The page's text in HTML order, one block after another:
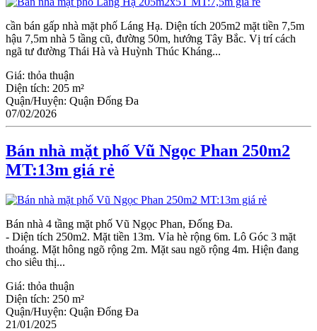
cần bán gấp nhà mặt phố Láng Hạ. Diện tích 205m2 mặt tiền 7,5m
hậu 7,5m nhà 5 tầng cũ, đường 50m, hướng Tây Bắc. Vị trí cách
ngã tư đường Thái Hà và Huỳnh Thúc Kháng...
Giá: thỏa thuận
Diện tích: 205 m²
Quận/Huyện: Quận Đống Đa
07/02/2026
Bán nhà mặt phố Vũ Ngọc Phan 250m2
MT:13m giá rẻ
Bán nhà 4 tầng mặt phố Vũ Ngọc Phan, Đống Đa.
- Diện tích 250m2. Mặt tiền 13m. Vỉa hè rộng 6m. Lô Góc 3 mặt
thoáng. Mặt hông ngõ rộng 2m. Mặt sau ngõ rộng 4m. Hiện đang
cho siêu thị...
Giá: thỏa thuận
Diện tích: 250 m²
Quận/Huyện: Quận Đống Đa
21/01/2025